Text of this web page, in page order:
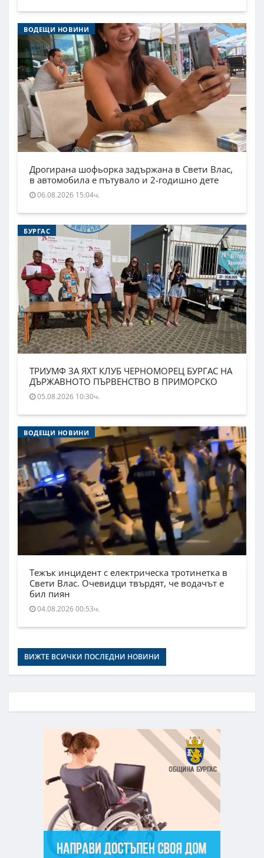
ВОДЕЩИ НОВИНИ
Дрогирана шофьорка задържана в Свети Влас,
в автомобила е пътувало и 2-годишно дете
06.08.2026 15:04ч.
БУРГАС
ТРИУМФ ЗА ЯХТ КЛУБ ЧЕРНОМОРЕЦ БУРГАС НА
ДЪРЖАВНОТО ПЪРВЕНСТВО В ПРИМОРСКО
05.08.2026 10:30ч.
ВОДЕЩИ НОВИНИ
Тежък инцидент с електрическа тротинетка в
Свети Влас. Очевидци твърдят, че водачът е
бил пиян
04.08.2026 00:53ч.
ВИЖТЕ ВСИЧКИ ПОСЛЕДНИ НОВИНИ